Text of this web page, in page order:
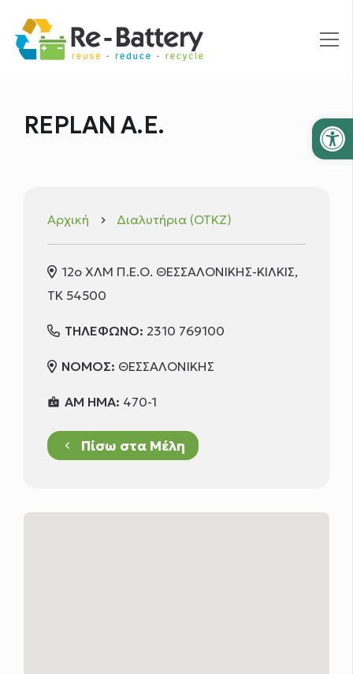
REPLAN Α.Ε.
Αρχική keyboard_arrow_right Διαλυτήρια (ΟΤΚΖ)
12ο ΧΛΜ Π.Ε.Ο. ΘΕΣΣΑΛΟΝΙΚΗΣ-ΚΙΛΚΙΣ,
ΤΚ 54500
ΤΗΛΕΦΩΝΟ: 2310 769100
ΝΟΜΟΣ: ΘΕΣΣΑΛΟΝΙΚΗΣ
badge ΑΜ ΗΜΑ: 470-1
keyboard_arrow_left Πίσω στα Μέλη